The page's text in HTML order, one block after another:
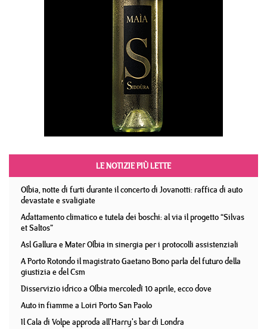
LE NOTIZIE PIÙ LETTE
Olbia, notte di furti durante il concerto di Jovanotti: raffica di auto
devastate e svaligiate
Adattamento climatico e tutela dei boschi: al via il progetto “Silvas
et Saltos”
Asl Gallura e Mater Olbia in sinergia per i protocolli assistenziali
A Porto Rotondo il magistrato Gaetano Bono parla del futuro della
giustizia e del Csm
Disservizio idrico a Olbia mercoledì 10 aprile, ecco dove
Auto in fiamme a Loiri Porto San Paolo
Il Cala di Volpe approda all'Harry's bar di Londra